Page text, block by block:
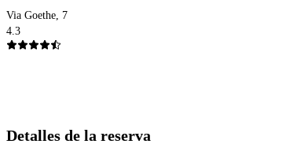
Via Goethe, 7
4.3
Detalles de la reserva